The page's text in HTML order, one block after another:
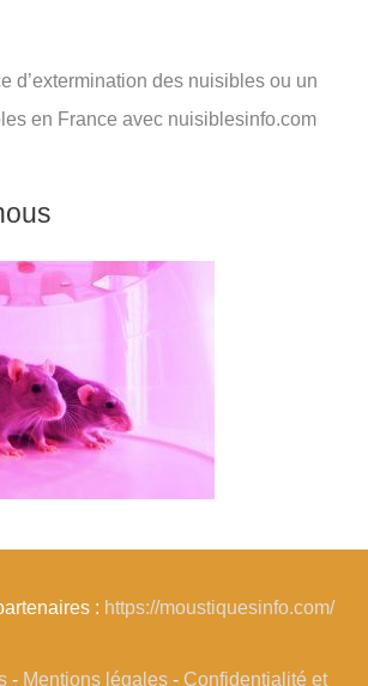
d’extermination des nuisibles ou un
en France avec nuisiblesinfo.com
: https://moustiquesinfo.com/
- Mentions légales- Confidentialité et